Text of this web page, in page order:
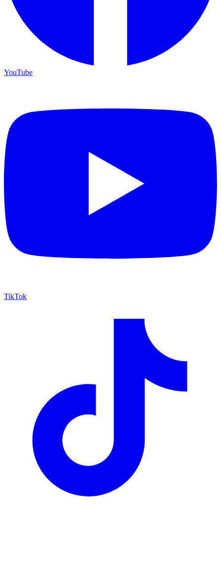
YouTube
TikTok